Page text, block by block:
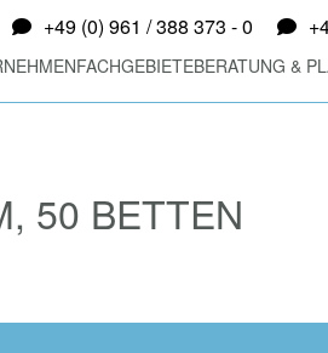
+49 (0) 961 / 388 373 - 0
FACHGEBIETEBERATUNG &
50 BETTEN